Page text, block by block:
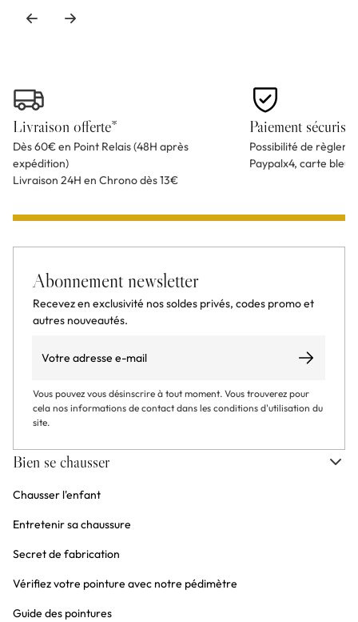
Livraison offerte*
Dès 60€ en Point Relais (48H après
expédition)
Livraison 24H en Chrono dès 13€
Paiement sécurisé
Possibilité de
Paypalx4, carte
Abonnement newsletter
Recevez en exclusivité nos soldes privés, codes promo et
autres nouveautés.
S’abonner
Vous pouvez vous désinscrire à tout moment. Vous trouverez pour
cela nos informations de contact dans les conditions d'utilisation du
site.
Bien se chausser
Chausser l'enfant
Entretenir sa chaussure
Secret de fabrication
Vérifiez votre pointure avec notre pédimètre
Guide des pointures